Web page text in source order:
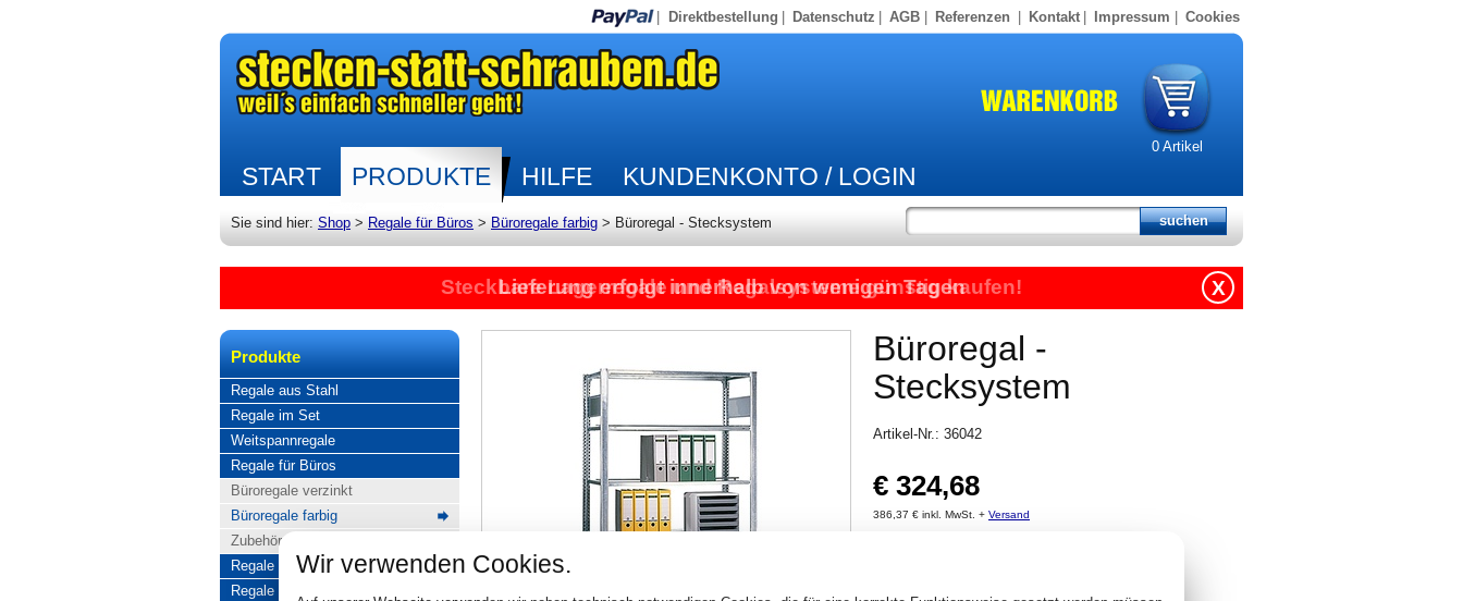
Direktbestellung Datenschutz AGB Referenzen Kontakt Impressum Cookies
0Artikel
START PRODUKTE HILFE KUNDENKONTO / LOGIN
Sie sind hier: Shop > Regale für Büros > Büroregale farbig > Büroregal - Stecksystem
Steckbare Lagerregale und Regalsysteme günstig kaufen!
Lieferung erfolgt innerhalb von wenigen Tagen X
Produkte
Regale aus Stahl
Regale im Set
Weitspannregale
Regale für Büros
Büroregale verzinkt
Büroregale farbig
Zubehör für Büroregale
Regale für hohe Belastung
Regale für Reifen
Büroregal -
Stecksystem
Artikel-Nr.: 36042
€ 324,68
386,37 € inkl. MwSt. + Versand
Wir verwenden Cookies.